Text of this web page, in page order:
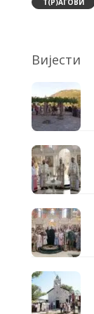
Т(Р)АГОВИ
Вијести